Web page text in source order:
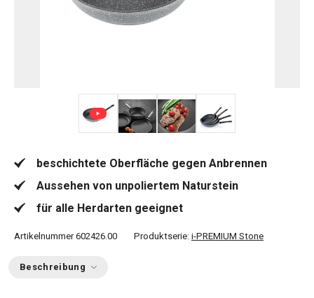
beschichtete Oberfläche gegen Anbrennen
Aussehen von unpoliertem Naturstein
für alle Herdarten geeignet
Artikelnummer 602426.00 Produktserie: i-PREMIUM Stone
Beschreibung